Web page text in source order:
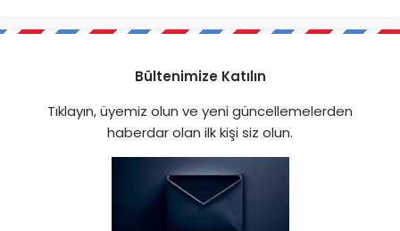
Bültenimize Katılın
Tıklayın, üyemiz olun ve yeni güncellemelerden
haberdar olan ilk kişi siz olun.